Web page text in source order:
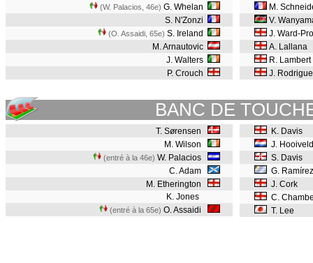
(W. Palacios, 46e) G. Whelan
S. N'Zonzi
(O. Assaidi, 65e) S. Ireland
M. Arnautovic
J. Walters
P. Crouch
M.
V.
J. Ward-
A. Lallana
R. Lambert
J.
BANC DE
T. Sørensen
M. Wilson
(entré à la 46e) W. Palacios
C. Adam
M. Etherington
K. Jones
(entré à la 65e) O. Assaidi
K. Davis
J. Hooiveld
S. Davis
G.
J. Cork
C.
T. Lee